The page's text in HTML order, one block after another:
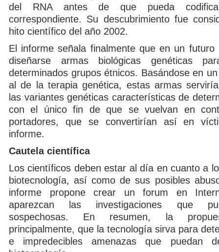
del RNA antes de que pueda
correspondiente. Su descubrimiento fue
hito científico del año 2002.
El informe señala finalmente que en un futuro
diseñarse armas biológicas genéticas
determinados grupos étnicos. Basándose en
al de la terapia genética, estas armas
las variantes genéticas características de
con el único fin de que se vuelvan en
portadores, que se convertirían así en
informe.
Cautela científica
Los científicos deben estar al día en cuanto a
biotecnología, así como de sus posibles
informe propone crear un forum en
aparezcan las investigaciones que
sospechosas. En resumen, la
principalmente, que la tecnología sirva para
e impredecibles amenazas que puedan